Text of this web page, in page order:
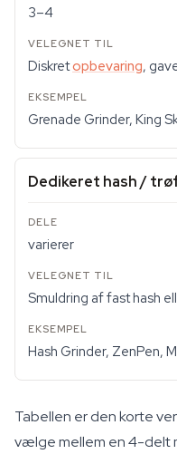
3–4
Diskretopbevaring,
Grenade Grinder, King
Dedikeret hash /
varierer
Smuldring af fast hash
Hash Grinder, ZenPen,
Tabellen er den korte
vælge mellem en 4-delt